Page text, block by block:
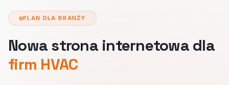
PLAN DLA BRANŻY
Nowa strona internetowa dla
firm HVAC